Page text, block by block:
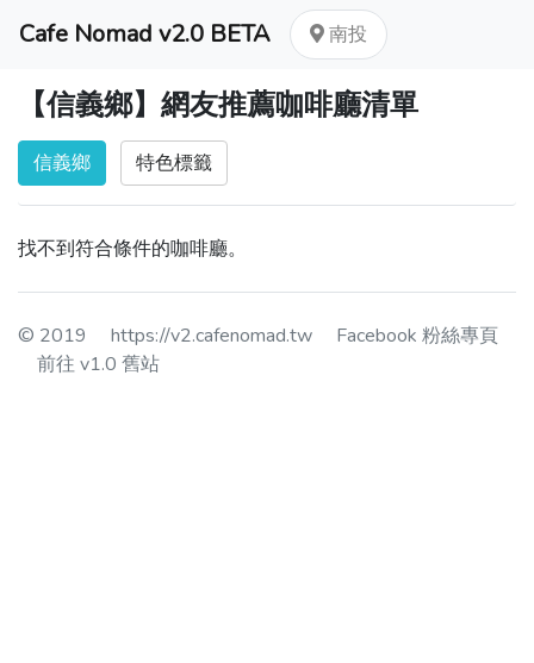
Cafe Nomad v2.0 BETA 南投
【信義鄉】網友推薦咖啡廳清單
信義鄉 特色標籤
找不到符合條件的咖啡廳。
© 2019 https://v2.cafenomad.tw
Facebook 粉絲專頁
前往 v1.0 舊站